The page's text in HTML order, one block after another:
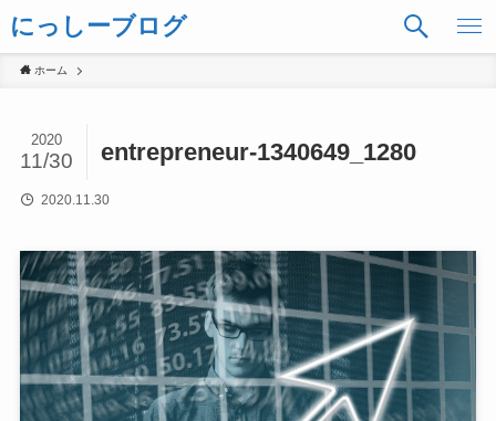
にっしーブログ
ホーム
entrepreneur-1340649_1280
2020
11/30
2020.11.30